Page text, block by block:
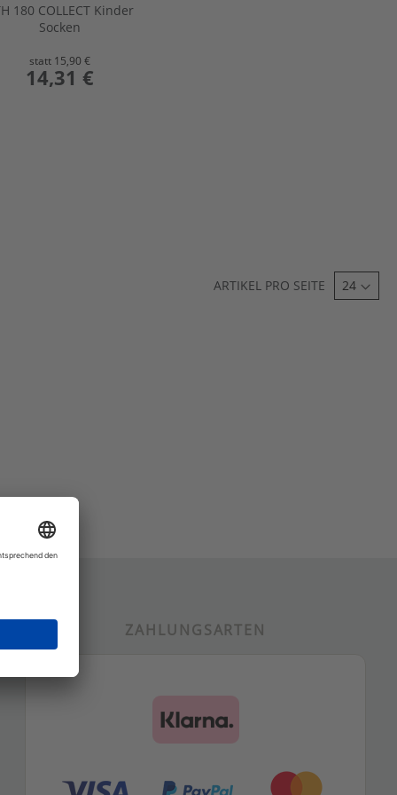
180 COLLECT Kinder
Socken
statt 15,90 €
preis
14,31 €
ARTIKEL PRO SEITE
ZAHLUNGSARTEN